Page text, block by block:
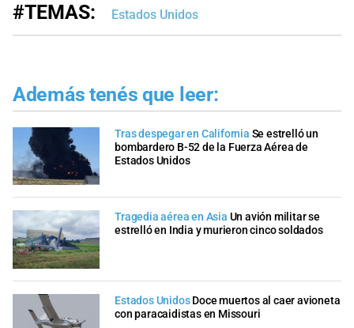
#TEMAS: Estados Unidos
Además tenés que leer:
Tras despegar en California Se estrelló un
bombardero B-52 de la Fuerza Aérea de
Estados Unidos
Tragedia aérea en Asia Un avión militar se
estrelló en India y murieron cinco soldados
Estados Unidos Doce muertos al caer avioneta
con paracaidistas en Missouri